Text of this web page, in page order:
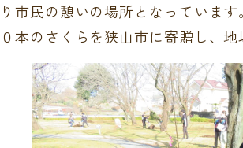
り市民の憩いの場所となっていま
０本のさくらを狭山市に寄贈し、